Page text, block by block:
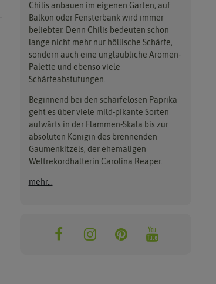
Chilis anbauen im eigenen Garten, auf
Balkon oder Fensterbank wird immer
beliebter. Denn Chilis bedeuten schon
lange nicht mehr nur höllische Schärfe,
sondern auch eine unglaubliche Aromen-
Palette und ebenso viele
Schärfeabstufungen.
Beginnend bei den schärfelosen Paprika
geht es über viele mild-pikante Sorten
aufwärts in der Flammen-Skala bis zur
absoluten Königin des brennenden
Gaumenkitzels, der ehemaligen
Weltrekordhalterin Carolina Reaper.
mehr...